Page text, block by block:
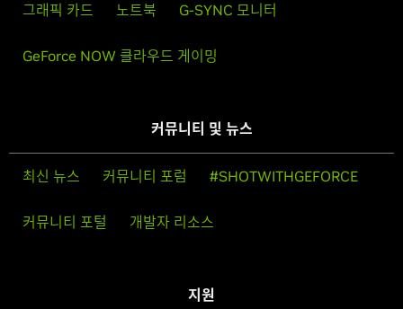
그래픽 카드 노트북 G-SYNC 모니터
GeForce NOW 클라우드 게이밍
커뮤니티 및 뉴스
최신 뉴스 커뮤니티 포럼 #SHOTWITHGEFORCE
커뮤니티 포털 개발자 리소스
지원